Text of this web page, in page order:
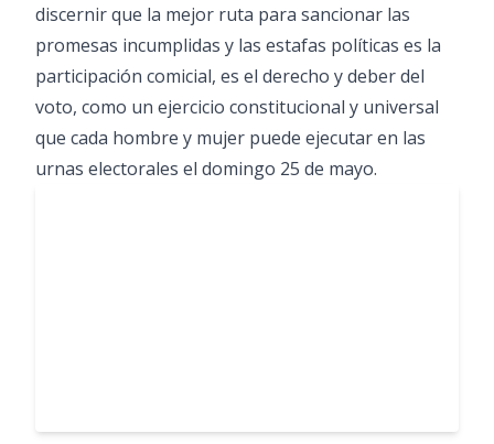
discernir que la mejor ruta para sancionar las
promesas incumplidas y las estafas políticas es la
participación comicial, es el derecho y deber del
voto, como un ejercicio constitucional y universal
que cada hombre y mujer puede ejecutar en las
urnas electorales el domingo 25 de mayo.